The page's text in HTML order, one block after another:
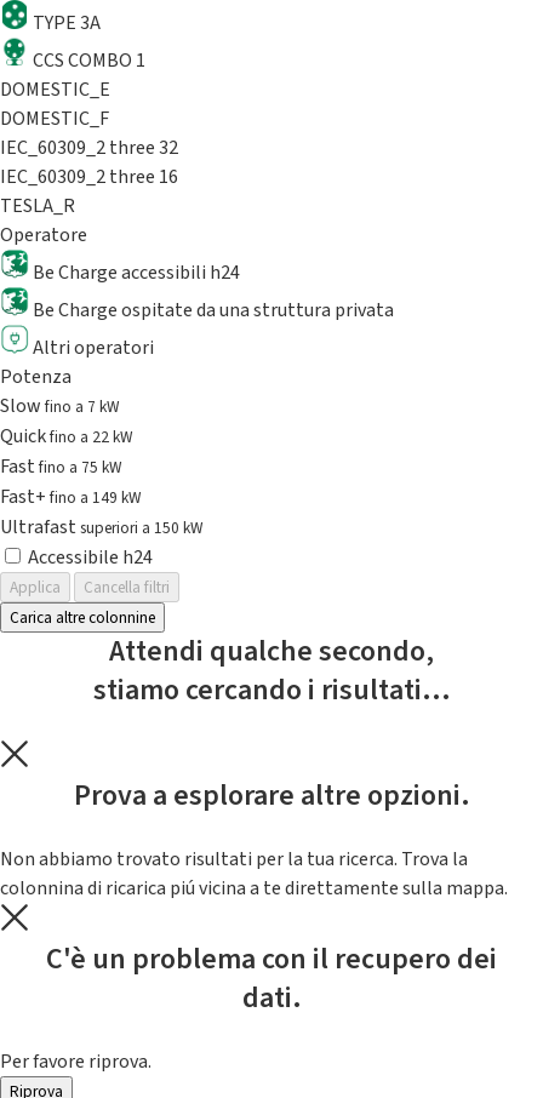
TYPE 3A
CCS COMBO 1
DOMESTIC_E
DOMESTIC_F
IEC_60309_2 three 32
IEC_60309_2 three 16
TESLA_R
Operatore
Be Charge accessibili h24
Be Charge ospitate da una struttura privata
Altri operatori
Potenza
Slowfino a 7 kW
Quickfino a 22 kW
Fastfino a 75 kW
Fast+fino a 149 kW
Ultrafast superiori a 150 kW
Accessibile h24
Applica
Cancella filtri
Carica altre colonnine
Attendi qualche secondo,
stiamo cercando i risultati...
Prova a esplorare altre opzioni.
Non abbiamo trovato risultati per la tua ricerca. Trova la
colonnina di ricarica piú vicina a te direttamente sulla mappa.
C'è un problema con il recupero dei
dati.
Per favore riprova.
Riprova